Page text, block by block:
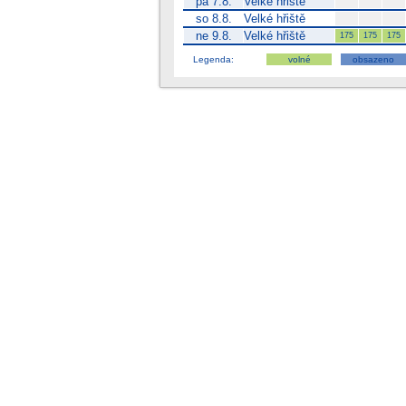
so 8.8.
Velké hřiště
ne 9.8. Velké hřiště 175 175 175
Legenda: volné obsazeno